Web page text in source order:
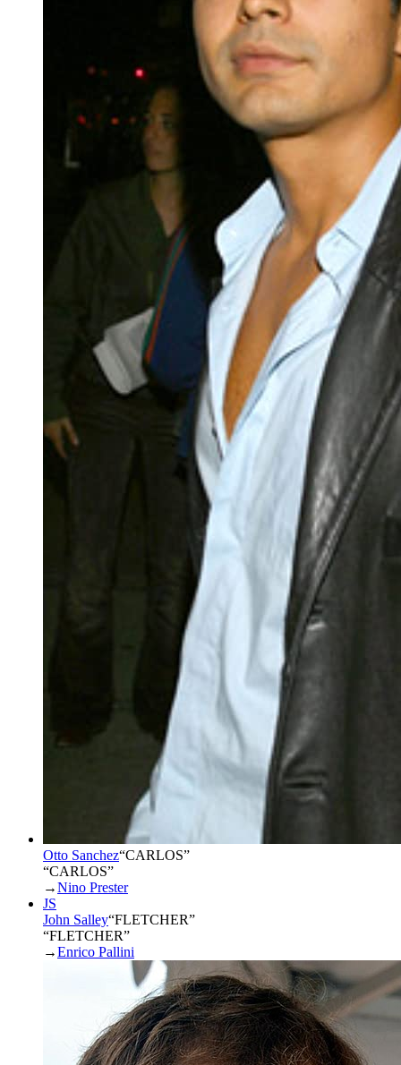
Otto Sanchez“CARLOS”
“CARLOS”
→Nino Prester
JS
John Salley“FLETCHER”
“FLETCHER”
→Enrico Pallini